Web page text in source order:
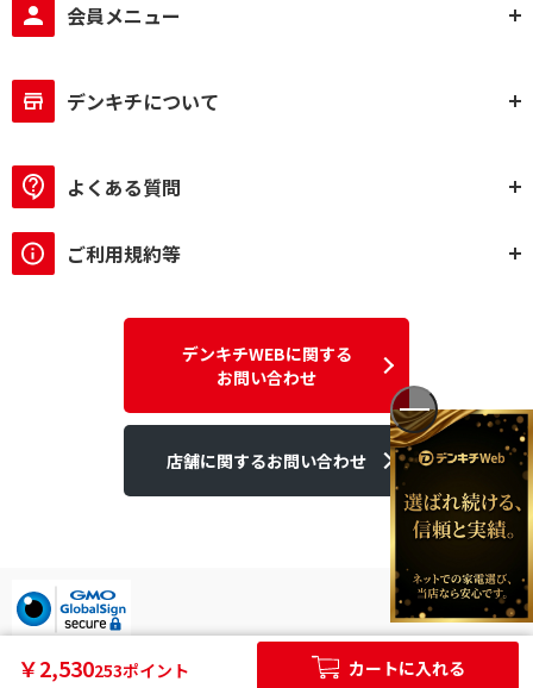
￥2,530253ポイント カートに入れる
会員メニュー
デンキチについて
よくある質問
ご利用規約等
デンキチWEBに関する
お問い合わせ
店舗に関するお問い合わせ
デンキチはGMOグローバルサイン発行のSSL電子証明書を使用して
います。